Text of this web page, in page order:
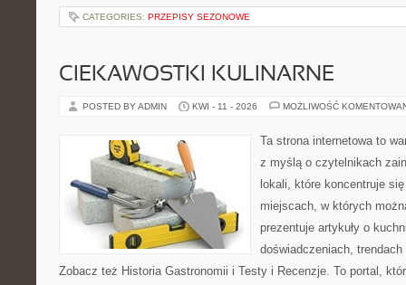
CATEGORIES: PRZEPISY SEZONOWE
CIEKAWOSTKI KULINARNE
POSTED BY ADMIN KWI - 11 - 2026 MOŻLIWOŚĆ
Ta strona internetowa to
z myślą o czytelnikach
lokali, które koncentruje
miejscach, w których
prezentuje artykuły o
doświadczeniach,
Zobacz też Historia Gastronomii i Testy i Recenzje. To portal,